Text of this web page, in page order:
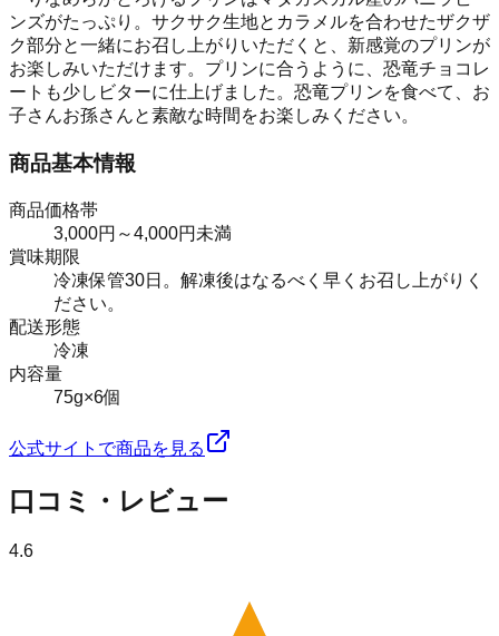
ンズがたっぷり。サクサク生地とカラメルを合わせたザクザ
ク部分と一緒にお召し上がりいただくと、新感覚のプリンが
お楽しみいただけます。プリンに合うように、恐竜チョコレ
ートも少しビターに仕上げました。恐竜プリンを食べて、お
子さんお孫さんと素敵な時間をお楽しみください。
商品基本情報
商品価格帯
3,000円～4,000円未満
賞味期限
冷凍保管30日。解凍後はなるべく早くお召し上がりく
ださい。
配送形態
冷凍
内容量
75g×6個
公式サイトで商品を見る
口コミ・レビュー
4.6